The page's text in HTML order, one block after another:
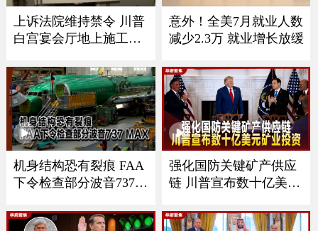
上诉法院维持禁令 川普
白宫宴会厅地上施工须
意外！全美7月就业人数
减少2.3万 就业增长放缓
机身结构恐有裂痕 FAA
下令检查部分波音737
强化国防关键矿产供应
链 川普宣布数十亿美元